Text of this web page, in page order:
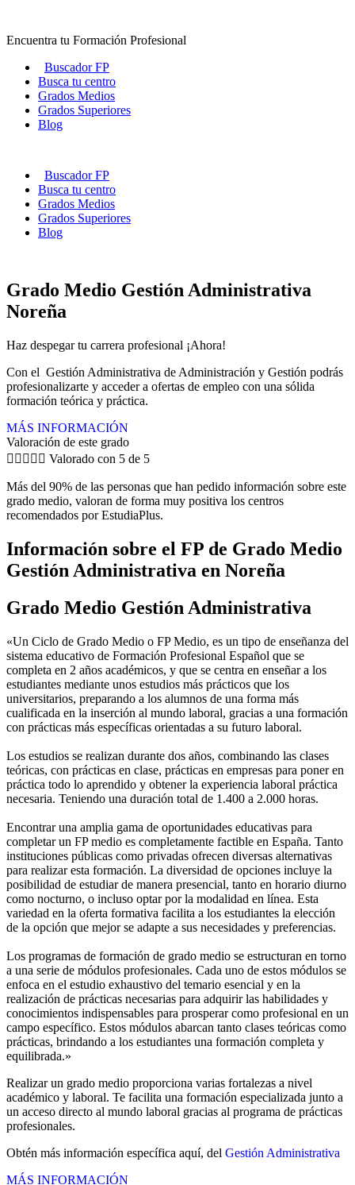
contenido
Encuentra tu Formación Profesional
Buscador FP
Busca tu centro
Grados Medios
Grados Superiores
Blog
Buscador FP
Busca tu centro
Grados Medios
Grados Superiores
Blog
Grado Medio Gestión Administrativa
Noreña
Haz despegar tu carrera profesional ¡Ahora!
Con el Gestión Administrativa de Administración y Gestión podrás
profesionalizarte y acceder a ofertas de empleo con una sólida
formación teórica y práctica.
MÁS INFORMACIÓN
Valoración de este grado
     Valorado con 5 de 5
Más del 90% de las personas que han pedido información sobre este
grado medio, valoran de forma muy positiva los centros
recomendados por EstudiaPlus.
Información sobre el FP de Grado Medio
Gestión Administrativa en Noreña
Grado Medio Gestión Administrativa
«Un Ciclo de Grado Medio o FP Medio, es un tipo de enseñanza del
sistema educativo de Formación Profesional Español que se
completa en 2 años académicos, y que se centra en enseñar a los
estudiantes mediante unos estudios más prácticos que los
universitarios, preparando a los alumnos de una forma más
cualificada en la inserción al mundo laboral, gracias a una formación
con prácticas más específicas orientadas a su futuro laboral.
Los estudios se realizan durante dos años, combinando las clases
teóricas, con prácticas en clase, prácticas en empresas para poner en
práctica todo lo aprendido y obtener la experiencia laboral práctica
necesaria. Teniendo una duración total de 1.400 a 2.000 horas.
Encontrar una amplia gama de oportunidades educativas para
completar un FP medio es completamente factible en España. Tanto
instituciones públicas como privadas ofrecen diversas alternativas
para realizar esta formación. La diversidad de opciones incluye la
posibilidad de estudiar de manera presencial, tanto en horario diurno
como nocturno, o incluso optar por la modalidad en línea. Esta
variedad en la oferta formativa facilita a los estudiantes la elección
de la opción que mejor se adapte a sus necesidades y preferencias.
Los programas de formación de grado medio se estructuran en torno
a una serie de módulos profesionales. Cada uno de estos módulos se
enfoca en el estudio exhaustivo del temario esencial y en la
realización de prácticas necesarias para adquirir las habilidades y
conocimientos indispensables para prosperar como profesional en un
campo específico. Estos módulos abarcan tanto clases teóricas como
prácticas, brindando a los estudiantes una formación completa y
equilibrada.»
Realizar un grado medio proporciona varias fortalezas a nivel
académico y laboral. Te facilita una formación especializada junto a
un acceso directo al mundo laboral gracias al programa de prácticas
profesionales.
Obtén más información específica aquí, del Gestión Administrativa
MÁS INFORMACIÓN